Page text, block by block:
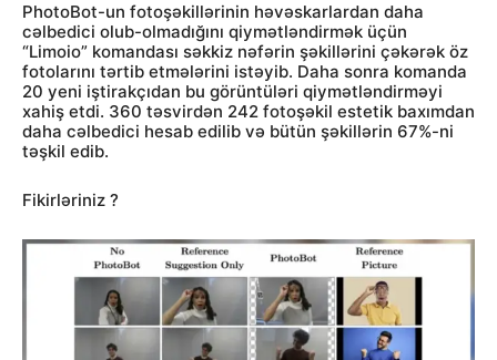
PhotoBot-un fotoşəkillərinin həvəskarlardan daha
cəlbedici olub-olmadığını qiymətləndirmək üçün
“Limoio” komandası səkkiz nəfərin şəkillərini çəkərək öz
fotolarını tərtib etmələrini istəyib. Daha sonra komanda
20 yeni iştirakçıdan bu görüntüləri qiymətləndirməyi
xahiş etdi. 360 təsvirdən 242 fotoşəkil estetik baxımdan
daha cəlbedici hesab edilib və bütün şəkillərin 67%-ni
təşkil edib.
Fikirləriniz ?